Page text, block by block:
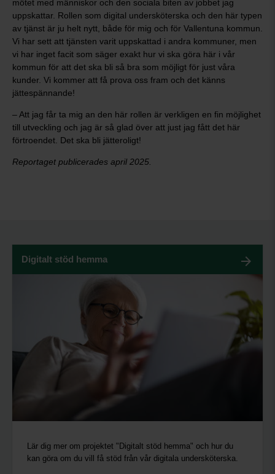
mötet med människor och den sociala biten av jobbet jag
uppskattar. Rollen som digital undersköterska och den här typen
av tjänst är ju helt nytt, både för mig och för Vallentuna kommun.
Vi har sett att tjänsten varit uppskattad i andra kommuner, men
vi har inget facit som säger exakt hur vi ska göra här i vår
kommun för att det ska bli så bra som möjligt för just våra
kunder. Vi kommer att få prova oss fram och det känns
jättespännande!
– Att jag får ta mig an den här rollen är verkligen en fin möjlighet
till utveckling och jag är så glad över att just jag fått det här
förtroendet. Det ska bli jätteroligt!
Reportaget publicerades april 2025.
Digitalt stöd hemma
Lär dig mer om projektet "Digitalt stöd hemma" och hur du
kan göra om du vill få stöd från vår digitala undersköterska.